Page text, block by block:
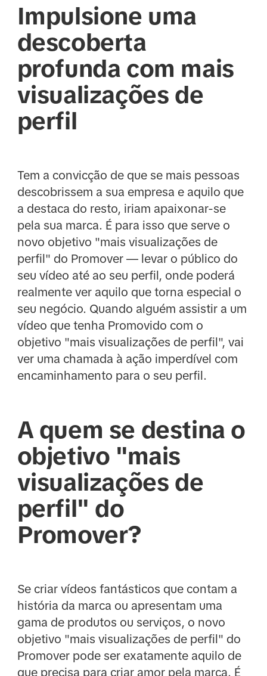
Impulsione uma
descoberta
profunda com mais
visualizações de
perfil
Tem a convicção de que se mais pessoas
descobrissem a sua empresa e aquilo que
a destaca do resto, iriam apaixonar-se
pela sua marca. É para isso que serve o
novo objetivo "mais visualizações de
perfil" do Promover — levar o público do
seu vídeo até ao seu perfil, onde poderá
realmente ver aquilo que torna especial o
seu negócio. Quando alguém assistir a um
vídeo que tenha Promovido com o
objetivo "mais visualizações de perfil", vai
ver uma chamada à ação imperdível com
encaminhamento para o seu perfil.
A quem se destina o
objetivo "mais
visualizações de
perfil" do
Promover?
Se criar vídeos fantásticos que contam a
história da marca ou apresentam uma
gama de produtos ou serviços, o novo
objetivo "mais visualizações de perfil" do
Promover pode ser exatamente aquilo de
que precisa para criar amor pela marca. É